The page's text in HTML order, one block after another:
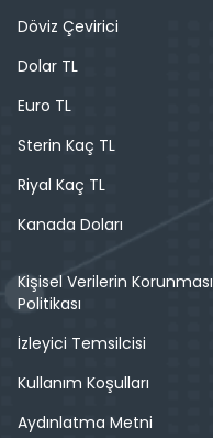
Döviz Çevirici
Dolar TL
Euro TL
Sterin Kaç TL
Riyal Kaç TL
Kanada Doları
Kişisel Verilerin Korunması
Politikası
İzleyici Temsilcisi
Kullanım Koşulları
Aydınlatma Metni